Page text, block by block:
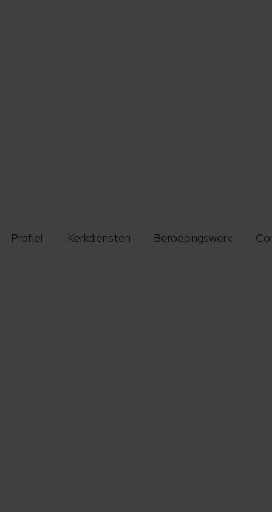
Profiel Kerkdiensten Beroepingswerk